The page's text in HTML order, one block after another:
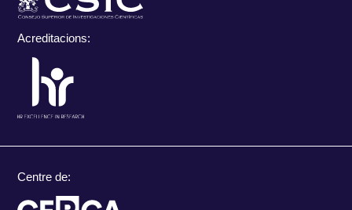
Acreditacions:
Centre de: